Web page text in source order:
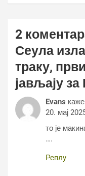
2
Сеула
траку,
јављају
Evans
20. мај
то је
….
Реплy